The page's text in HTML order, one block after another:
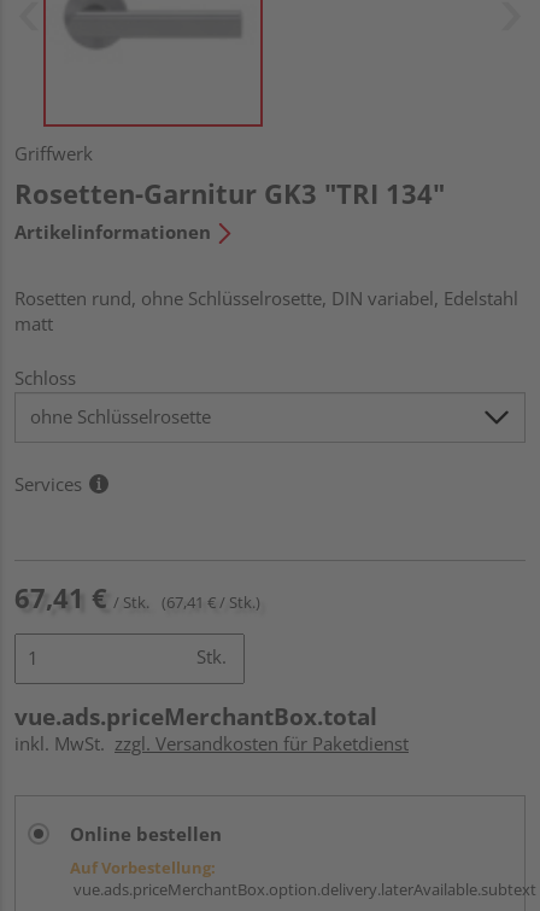
Griffwerk
Rosetten-Garnitur GK3 "TRI 134"
Artikelinformationen
Rosetten rund, ohne Schlüsselrosette, DIN variabel, Edelstahl
matt
Schloss
Services
67,41 € / Stk. (67,41 € / Stk.)
Stk.
vue.ads.priceMerchantBox.total
inkl. MwSt. zzgl. Versandkosten für Paketdienst
Online bestellen
Auf Vorbestellung:
vue.ads.priceMerchantBox.option.delivery.laterAvailable.subtext